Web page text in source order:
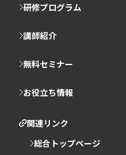
研修プログラム
講師紹介
無料セミナー
お役立ち情報
関連リンク
総合トップページ